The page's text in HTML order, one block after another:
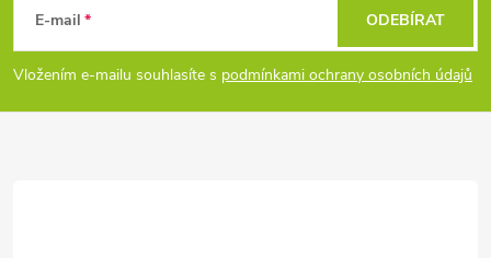
p
a
E-mail
Vložením e-mailu souhlasíte s podmínkami ochrany osobních údajů
ODEBÍRAT